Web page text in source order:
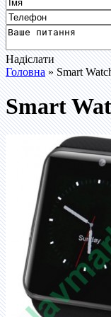
Надіслати
Головна» Smart
Smart